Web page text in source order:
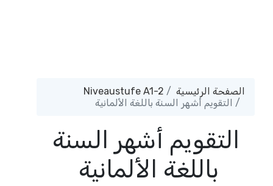
الصفحة الرئيسية
Niveaustufe A1-2
التقويم أشهر السنة باللغة الألمانية
التقويم أشهر السنة
باللغة الألمانية